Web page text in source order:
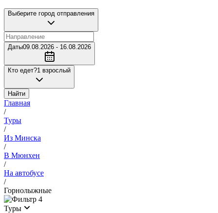
Выберите город отправления
Даты09.08.2026 - 16.08.2026
Кто едет?1 взрослый
Найти
Главная
/
Туры
/
Из Минска
/
В Мюнхен
/
На автобусе
/
Горнолыжные
4
Туры